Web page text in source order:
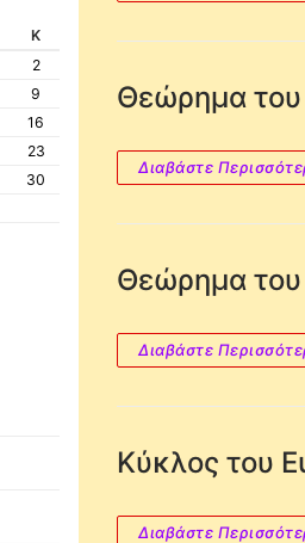
Θεώρημα του
Διαβάστε
Θεώρημα
Διαβάστε
Κύκλος του
Διαβάστε
Κ
2
9
16
23
30